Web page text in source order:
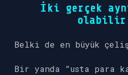
İki gerçek
olabilir
Belki de en büyük
Bir yanda “usta para